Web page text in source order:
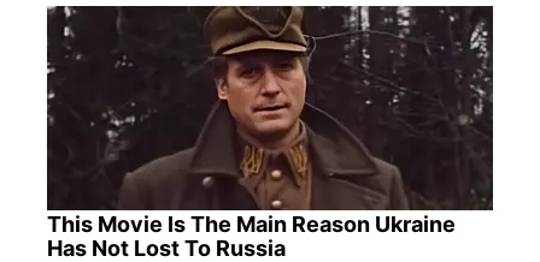
This Movie Is The Main Reason Ukraine
Has Not Lost To Russia